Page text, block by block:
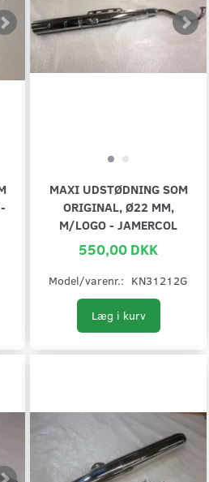
MAXI UDSTØDNING SOM
ORIGINAL, Ø22 MM,
M/LOGO - JAMERCOL
550,00 DKK
Model/varenr.: KN31212G
Læg i kurv